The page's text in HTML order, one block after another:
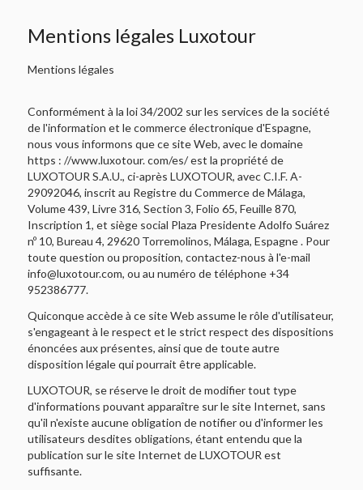
Mentions légales Luxotour
Mentions légales
Conformément à la loi 34/2002 sur les services de la société
de l'information et le commerce électronique d'Espagne,
nous vous informons que ce site Web, avec le domaine
https : //www.luxotour. com/es/ est la propriété de
LUXOTOUR S.A.U., ci-après LUXOTOUR, avec C.I.F. A-
29092046, inscrit au Registre du Commerce de Málaga,
Volume 439, Livre 316, Section 3, Folio 65, Feuille 870,
Inscription 1, et siège social Plaza Presidente Adolfo Suárez
nº 10, Bureau 4, 29620 Torremolinos, Málaga, Espagne . Pour
toute question ou proposition, contactez-nous à l'e-mail
info@luxotour.com, ou au numéro de téléphone +34
952386777.
Quiconque accède à ce site Web assume le rôle d'utilisateur,
s'engageant à le respect et le strict respect des dispositions
énoncées aux présentes, ainsi que de toute autre
disposition légale qui pourrait être applicable.
LUXOTOUR, se réserve le droit de modifier tout type
d'informations pouvant apparaître sur le site Internet, sans
qu'il n'existe aucune obligation de notifier ou d'informer les
utilisateurs desdites obligations, étant entendu que la
publication sur le site Internet de LUXOTOUR est
suffisante.